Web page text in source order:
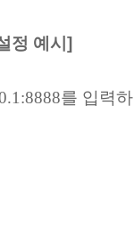
정 예시]
를 입력하